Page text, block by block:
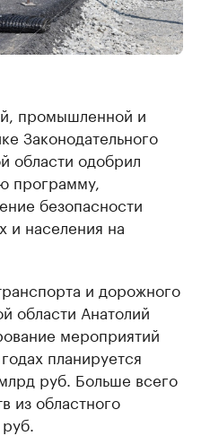
промышленной и
Законодательного
области одобрил
программу,
безопасности
и населения на
и дорожного
области Анатолий
мероприятий
планируется
руб. Больше всего
из областного